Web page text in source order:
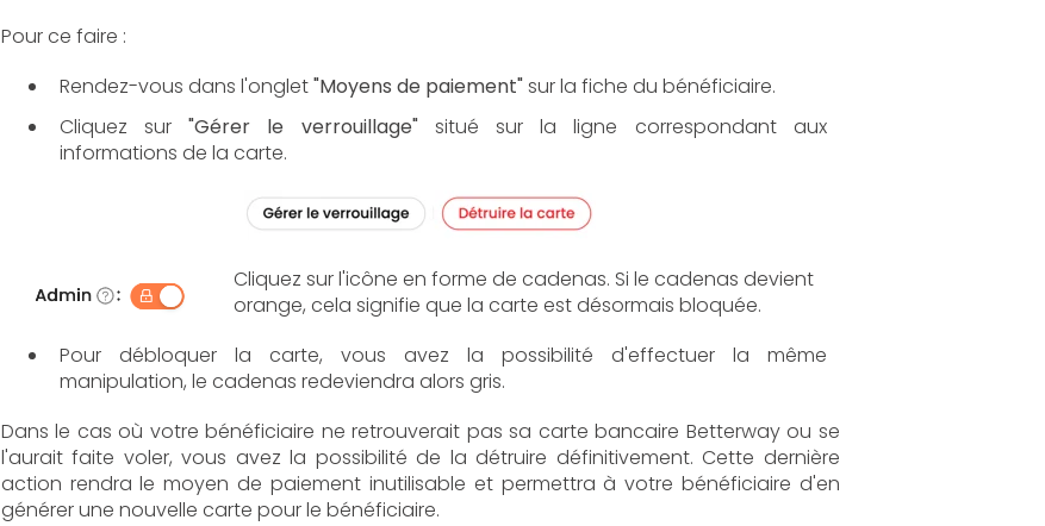
Pour ce faire :
Rendez-vous dans l'onglet"Moyens de paiement"sur la fiche du bénéficiaire.
Cliquez sur"Gérer le verrouillage"situé sur la ligne correspondant aux
informations de la carte.
Cliquez sur l'icône en forme de cadenas. Si le cadenas devient
orange, cela signifie que la carte est désormais bloquée.
Pour débloquer la carte, vous avez la possibilité d'effectuer la même
manipulation, le cadenas redeviendra alors gris.
Dans le cas où votre bénéficiaire ne retrouverait pas sa carte bancaire Betterway ou se
l'aurait faite voler, vous avez la possibilité de la détruire définitivement. Cette dernière
action rendra le moyen de paiement inutilisable et permettra à votre bénéficiaire d'en
générer une nouvelle carte pour le bénéficiaire.